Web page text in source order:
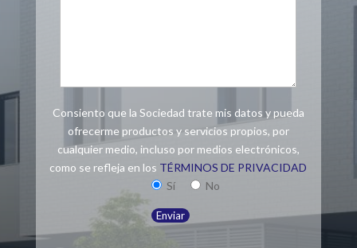
Consiento que la Sociedad trate mis datos y pueda
ofrecerme productos y servicios propios, por
cualquier medio, incluso por medios electrónicos,
como se refleja en los TÉRMINOS DE PRIVACIDAD
Sí
No